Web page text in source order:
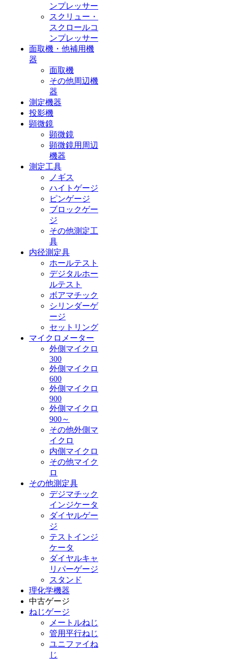
ンプレッサー
スクリュー・
スクロールコ
ンプレッサー
面取機・他補用機
器
面取機
その他周辺機
器
測定機器
投影機
顕微鏡
顕微鏡
顕微鏡用周辺
機器
測定工具
ノギス
ハイトゲージ
ピンゲージ
ブロックゲー
ジ
その他測定工
具
内径測定具
ホールテスト
デジタルホー
ルテスト
ボアマチック
シリンダーゲ
ージ
セットリング
マイクロメーター
外側マイクロ
300
外側マイクロ
600
外側マイクロ
900
外側マイクロ
900～
その他外側マ
イクロ
内側マイクロ
その他マイク
ロ
その他測定具
デジマチック
インジケータ
ダイヤルゲー
ジ
テストインジ
ケータ
ダイヤルキャ
リパーゲージ
スタンド
理化学機器
中古ゲージ
ねじゲージ
メートルねじ
管用平行ねじ
ユニファイね
じ